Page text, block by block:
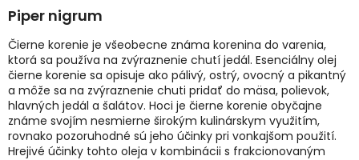
Piper nigrum
Čierne korenie je všeobecne známa korenina do varenia,
ktorá sa používa na zvýraznenie chutí jedál. Esenciálny olej
čierne korenie sa opisuje ako pálivý, ostrý, ovocný a pikantný
a môže sa na zvýraznenie chuti pridať do mäsa, polievok,
hlavných jedál a šalátov. Hoci je čierne korenie obyčajne
známe svojím nesmierne širokým kulinárskym využitím,
rovnako pozoruhodné sú jeho účinky pri vonkajšom použití.
Hrejivé účinky tohto oleja v kombinácii s frakcionovaným
z
5
hviezdičiek.